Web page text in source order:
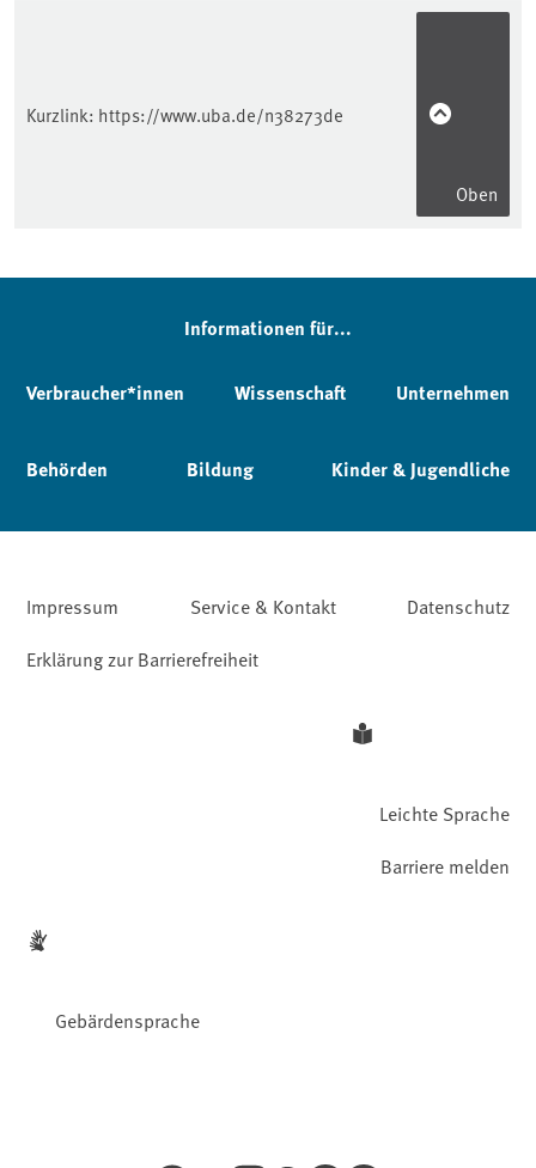
Kurzlink: https://www.uba.de/n38273de
Oben
Informationen für...
Verbraucher*innen Wissenschaft Unternehmen
Behörden Bildung Kinder & Jugendliche
Impressum Service & Kontakt
Datenschutz
Erklärung zur Barrierefreiheit
Leichte Sprache
Gebärdensprache
Barriere melden